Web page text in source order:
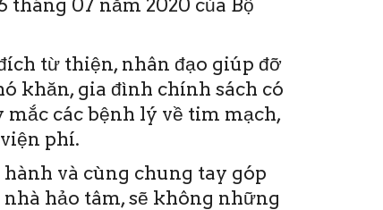
07 năm 2020 của Bộ
từ thiện, nhân đạo giúp đỡ
khăn, gia đình chính sách có
các bệnh lý về tim mạch,
phí.
và cùng chung tay góp
hảo tâm, sẽ không những